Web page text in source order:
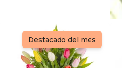
Destacado del mes